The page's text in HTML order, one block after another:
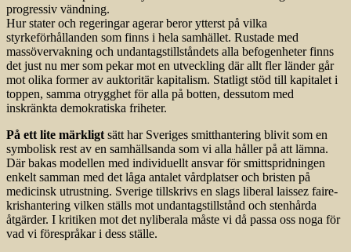
progressiv vändning.
Hur stater och regeringar agerar beror ytterst på vilka
styrkeförhållanden som finns i hela samhället. Rustade med
massövervakning och undantagstillståndets alla befogenheter finns
det just nu mer som pekar mot en utveckling där allt fler länder går
mot olika former av auktoritär kapitalism. Statligt stöd till kapitalet i
toppen, samma otrygghet för alla på botten, dessutom med
inskränkta demokratiska friheter.
På ett lite märkligt sätt har Sveriges smitthantering blivit som en
symbolisk rest av en samhällsanda som vi alla håller på att lämna.
Där bakas modellen med individuellt ansvar för smittspridningen
enkelt samman med det låga antalet vårdplatser och bristen på
medicinsk utrustning. Sverige tillskrivs en slags liberal laissez faire-
krishantering vilken ställs mot undantagstillstånd och stenhårda
åtgärder. I kritiken mot det nyliberala måste vi då passa oss noga för
vad vi förespråkar i dess ställe.